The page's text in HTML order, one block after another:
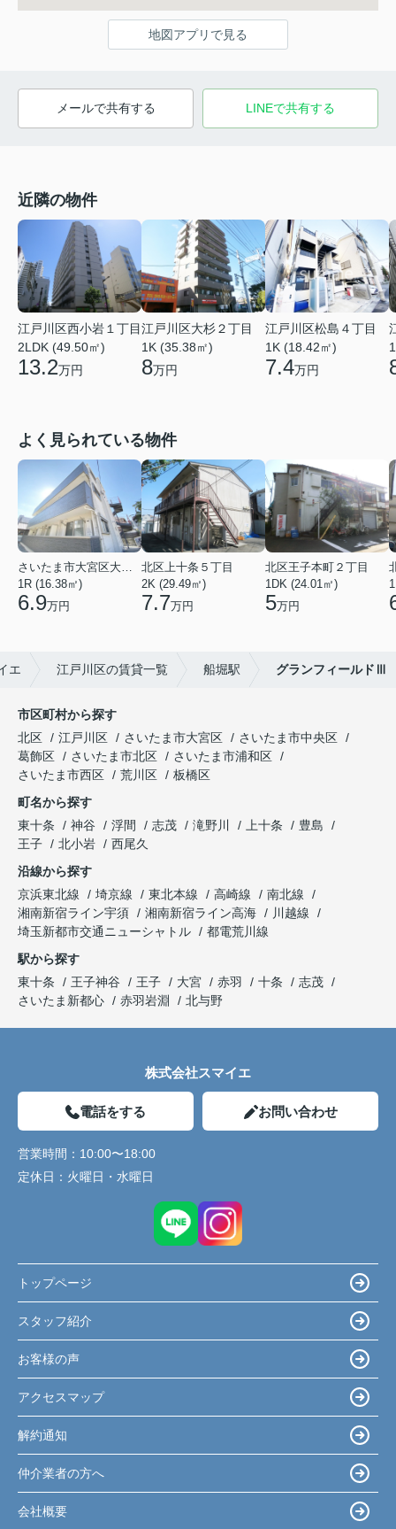
地図アプリで見る
メールで共有する LINEで共有する
近隣の物件
江戸川区西小岩１丁目
2LDK (49.50㎡)
13.2万円
江戸川区大杉２丁目
1K (35.38㎡)
8万円
江戸川区松島４丁目
1K (18.42㎡)
7.4万円
よく見られている物件
さいたま市大宮区大成町１丁目
1R (16.38㎡)
6.9万円
北区上十条５丁目
2K (29.49㎡)
7.7万円
北区王子本町２丁目
1DK (24.01㎡)
5万円
エ 江戸川区の賃貸一覧 船堀駅 グランフィールドⅢ
市区町村から探す
北区
江戸川区 さいたま市大宮区
さいたま市中央区
葛飾区
さいたま市北区
さいたま市浦和区
さいたま市西区
荒川区
板橋区
町名から探す
東十条
神谷 浮間 志茂 滝野川 上十条
豊島
王子
北小岩
西尾久
沿線から探す
京浜東北線
埼京線 東北本線 高崎線
南北線
湘南新宿ライン宇須
湘南新宿ライン高海
川越線
埼玉新都市交通ニューシャトル
都電荒川線
駅から探す
東十条
王子神谷 王子 大宮 赤羽 十条
志茂
さいたま新都心
赤羽岩淵 北与野
株式会社スマイエ
電話をする お問い合わせ
営業時間： 10:00〜18:00
定休日： 火曜日・水曜日
トップページ
スタッフ紹介
お客様の声
アクセスマップ
解約通知
仲介業者の方へ
会社概要